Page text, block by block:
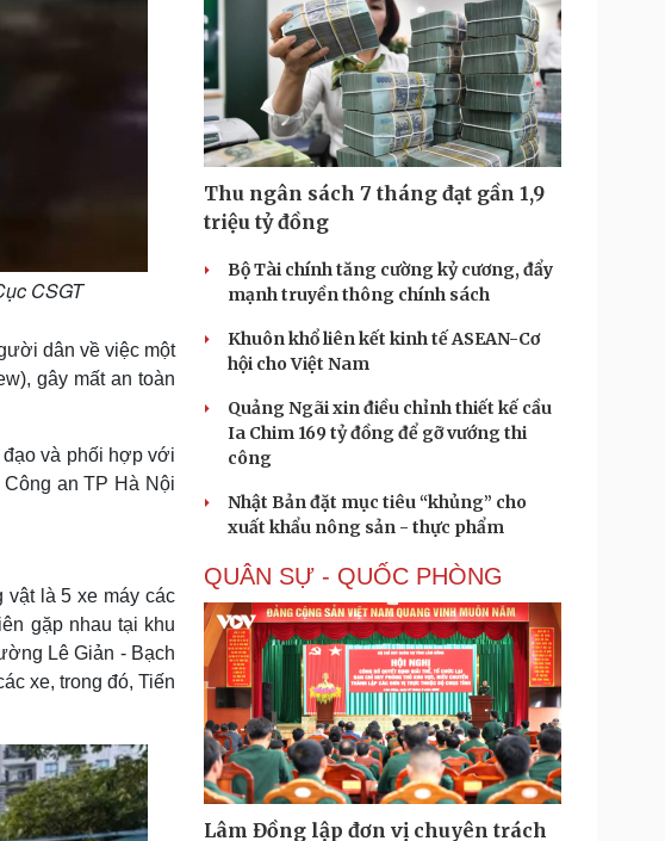
CSGT
dân về việc một
gây mất an toàn
và phối hợp với
an TP Hà Nội
là 5 xe máy các
gặp nhau tại khu
Lê Giản - Bạch
xe, trong đó, Tiến
Thu ngân sách 7 tháng đạt gần 1,9
triệu tỷ đồng
Bộ Tài chính tăng cường kỷ cương, đẩy
mạnh truyền thông chính sách
Khuôn khổ liên kết kinh tế ASEAN-Cơ
hội cho Việt Nam
Quảng Ngãi xin điều chỉnh thiết kế cầu
Ia Chim 169 tỷ đồng để gỡ vướng thi
công
Nhật Bản đặt mục tiêu “khủng” cho
xuất khẩu nông sản - thực phẩm
QUÂN SỰ - QUỐC PHÒNG
Lâm Đồng lập đơn vị chuyên trách